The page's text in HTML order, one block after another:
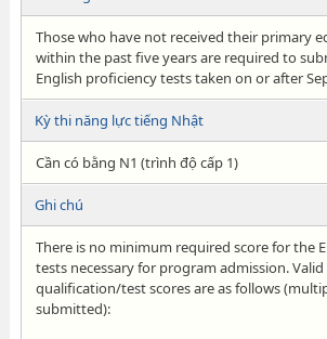
Those who have not received their primary
within the past five years are required to
English proficiency tests taken on or after
Kỳ thi năng lực tiếng Nhật
Cần có bằng N1 (trình độ cấp 1)
Ghi chú
There is no minimum required score for the
tests necessary for program admission. Valid
qualification/test scores are as follows
submitted):